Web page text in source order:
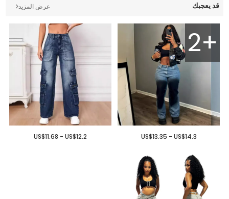
قد يعجبك عرض المزيد
2+
US$13.35 - US$14.3
US$11.68 - US$12.2